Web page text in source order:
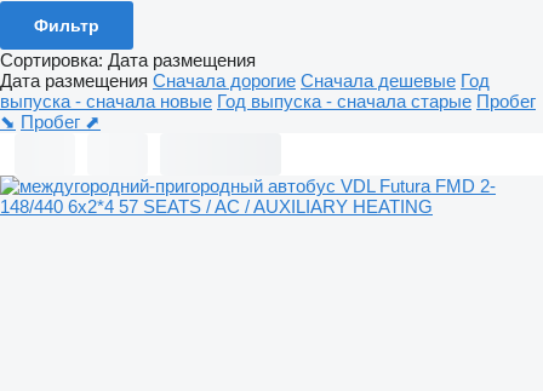
Фильтр
Сортировка: Дата размещения
Дата размещения Сначала дорогие Сначала дешевые Год
выпуска - сначала новые Год выпуска - сначала старые Пробег
⬊ Пробег ⬈